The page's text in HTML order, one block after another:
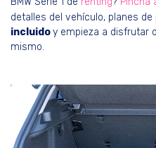
detalles del vehículo, planes
incluidoy empieza a disfrutar
mismo.